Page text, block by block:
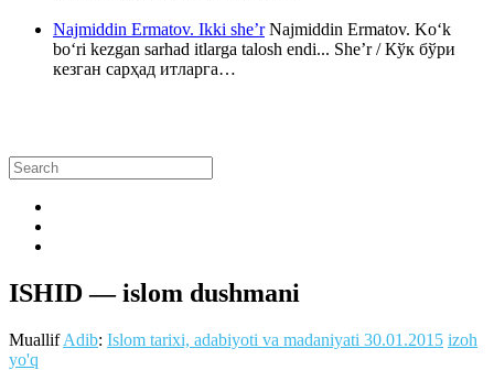
Najmiddin Ermatov. Ikki she’rNajmiddin Ermatov. Ko‘k
bo‘ri kezgan sarhad itlarga talosh endi... She’r / Кўк бўри
кезган сарҳад итларга…
ISHID — islom dushmani
MuallifAdib: Islom tarixi, adabiyoti va madaniyati 30.01.2015 izoh
yo'q